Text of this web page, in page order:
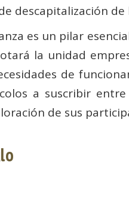
descapitalización de
es un pilar
la unidad
de
a suscribir
de sus